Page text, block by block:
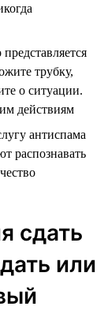
трубку,
о ситуации.
действиям
антиспама
распознавать
сдать
или